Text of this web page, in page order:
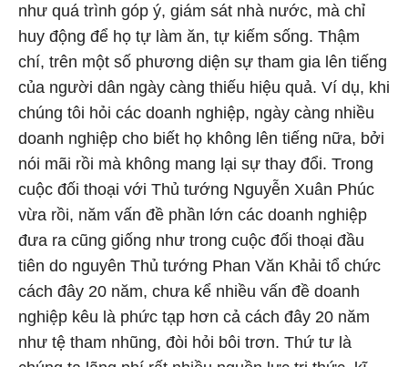
như quá trình góp ý, giám sát nhà nước, mà chỉ
huy động để họ tự làm ăn, tự kiếm sống. Thậm
chí, trên một số phương diện sự tham gia lên tiếng
của người dân ngày càng thiếu hiệu quả. Ví dụ, khi
chúng tôi hỏi các doanh nghiệp, ngày càng nhiều
doanh nghiệp cho biết họ không lên tiếng nữa, bởi
nói mãi rồi mà không mang lại sự thay đổi. Trong
cuộc đối thoại với Thủ tướng Nguyễn Xuân Phúc
vừa rồi, năm vấn đề phần lớn các doanh nghiệp
đưa ra cũng giống như trong cuộc đối thoại đầu
tiên do nguyên Thủ tướng Phan Văn Khải tổ chức
cách đây 20 năm, chưa kể nhiều vấn đề doanh
nghiệp kêu là phức tạp hơn cả cách đây 20 năm
như tệ tham nhũng, đòi hỏi bôi trơn. Thứ tư là